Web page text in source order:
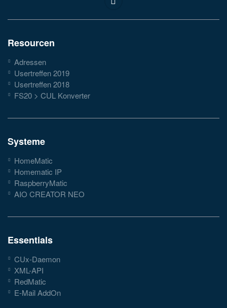
Resourcen
Adressen
Usertreffen 2019
Usertreffen 2018
FS20 > CUL Konverter
Systeme
HomeMatic
Homematic IP
RaspberryMatic
AIO CREATOR NEO
Essentials
CUx-Daemon
XML-API
RedMatic
E-Mail AddOn